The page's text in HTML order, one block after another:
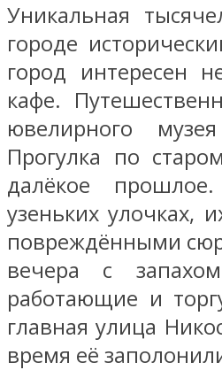
Уникальная
городе
город интересен
кафе.
ювелирного
Прогулка по
далёкое
узеньких улочках,
повреждёнными
вечера с
работающие и
главная улица
время её